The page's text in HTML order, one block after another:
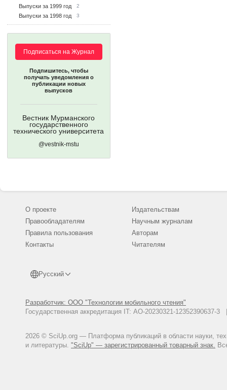
Выпуски за 1999 год 2
Выпуски за 1998 год 3
Подписаться на Журнал
Подпишитесь, чтобы
получать уведомления о
публикации новых
выпусков
Вестник Мурманского
государственного
технического университета
@vestnik-mstu
О проекте
Правообладателям
Правила пользования
Контакты
Русский
Разработчик: ООО "Технологии мобильного чтения"
Государственная аккредитация IT: АО-20230321-
2026 © SciUp.org — Платформа публикаций в области науки,
и литературы. "SciUp" — зарегистрированный товарный знак.
Издательствам
Научным журналам
Авторам
Читателям